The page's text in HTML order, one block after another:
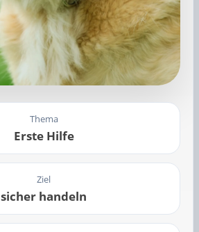
Thema
Erste Hilfe
Ziel
sicher handeln